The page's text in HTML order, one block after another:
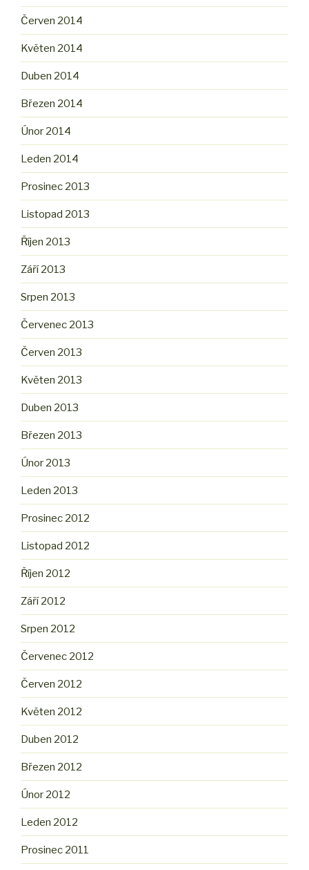
Červen 2014
Květen 2014
Duben 2014
Březen 2014
Únor 2014
Leden 2014
Prosinec 2013
Listopad 2013
Říjen 2013
Září 2013
Srpen 2013
Červenec 2013
Červen 2013
Květen 2013
Duben 2013
Březen 2013
Únor 2013
Leden 2013
Prosinec 2012
Listopad 2012
Říjen 2012
Září 2012
Srpen 2012
Červenec 2012
Červen 2012
Květen 2012
Duben 2012
Březen 2012
Únor 2012
Leden 2012
Prosinec 2011